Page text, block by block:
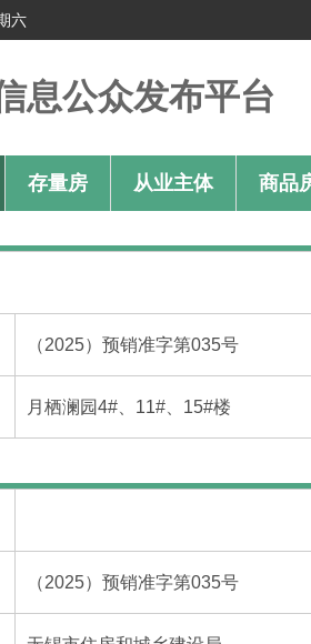
六
息公众发布平台
存量房 从业主体 商品
（2025）预销准字第035号
月栖澜园4#、11#、15#楼